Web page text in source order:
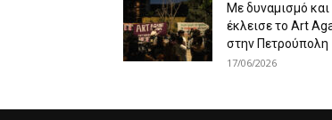
Με δυναμισμό
έκλεισε το Art
στην Πετρούπολη
17/06/2026